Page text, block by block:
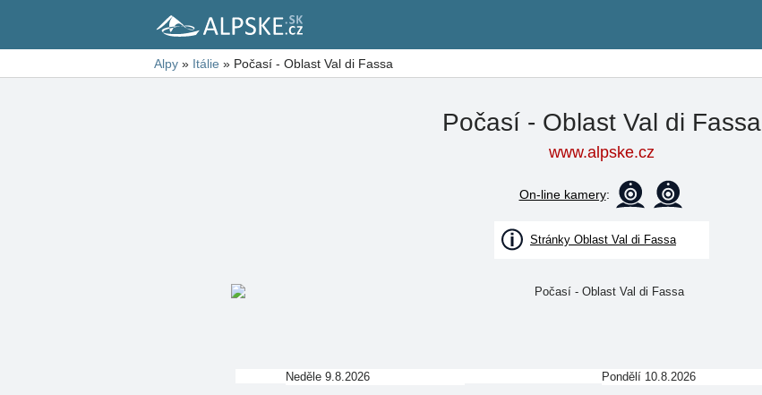
Alpy » Itálie » Počasí - Oblast Val di Fassa
Počasí - Oblast Val di Fassa
www.alpske.cz
On-line kamery:
Stránky Oblast Val di Fassa
Neděle 9.8.2026 Pondělí 10.8.2026